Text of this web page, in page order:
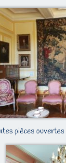
pièces ouvertes